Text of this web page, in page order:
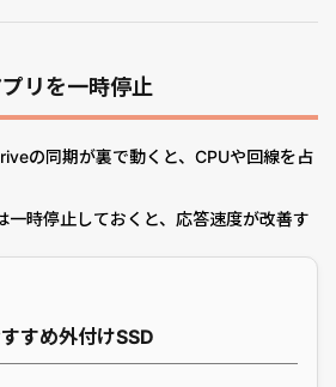
リを一時停止
の同期が裏で動くと、CPUや回線を占
一時停止しておくと、応答速度が改善す
すめ外付けSSD